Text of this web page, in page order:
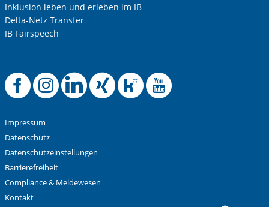
Inklusion leben und erleben im IB
Delta-Netz Transfer
IB Fairspeech
Offizielle
Offizielle
Offizielle
Offizielle
Offizielle
Impressum
Datenschutz
Datenschutzeinstellungen
Barrierefreiheit
Compliance & Meldewesen
Kontakt